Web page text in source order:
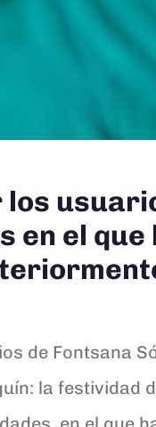
en el
de Fontsana
la festividad